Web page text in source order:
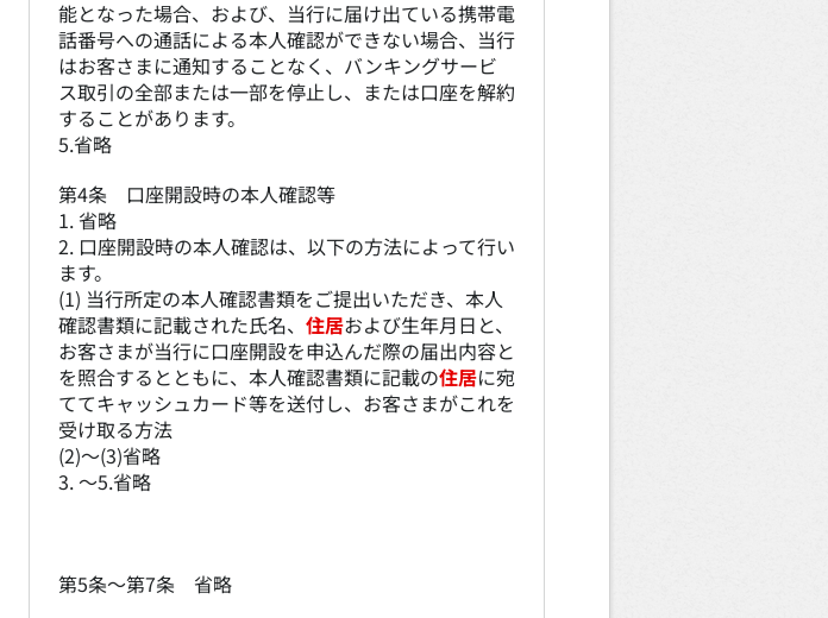
能となった場合、および、当行に届け出ている携帯電
話番号への通話による本人確認ができない場合、当行
はお客さまに通知することなく、バンキングサービ
ス取引の全部または一部を停止し、または口座を解約
することがあります。
5.省略
第4条 口座開設時の本人確認等
1. 省略
2. 口座開設時の本人確認は、以下の方法によって行い
ます。
(1) 当行所定の本人確認書類をご提出いただき、本人
確認書類に記載された氏名、 住居および生年月日と、
お客さまが当行に口座開設を申込んだ際の届出内容と
を照合するとともに、本人確認書類に記載の住居に宛
ててキャッシュカード等を送付し、お客さまがこれを
受け取る方法
(2)～(3)省略
3. ～5.省略
第5条～第7条 省略